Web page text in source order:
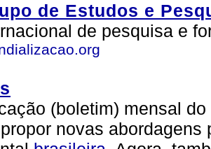
de Estudos e
de pesquisa e
(boletim) mensal do
novas